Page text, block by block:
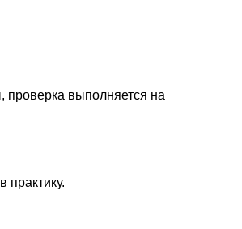
проверка выполняется на
практику.